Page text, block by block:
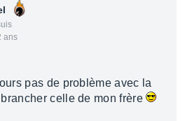
ans
pas de problème avec la
celle de mon frère